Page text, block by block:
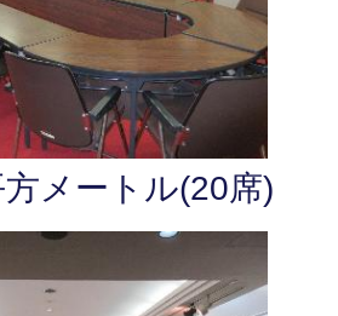
メートル(20席)